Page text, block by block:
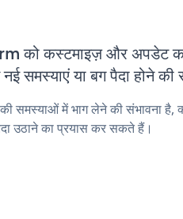
को कस्टमाइज़ और अपडेट
या बग पैदा होने की
समस्याओं में भाग लेने की संभावना है,
उठाने का प्रयास कर सकते हैं।